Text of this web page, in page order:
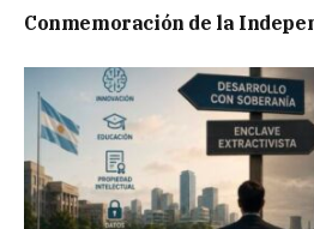
Conmemoración de la